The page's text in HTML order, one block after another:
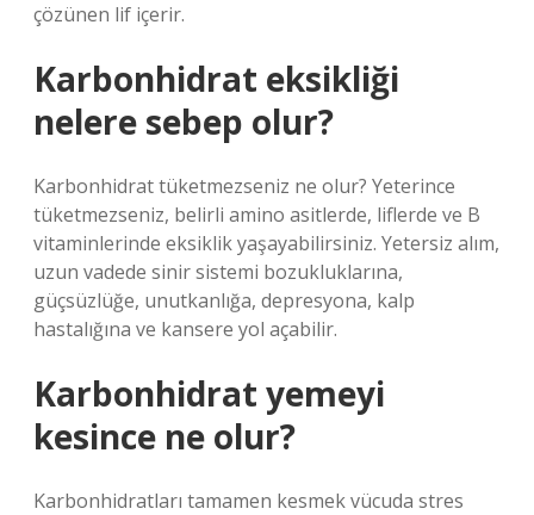
çözünen lif içerir.
Karbonhidrat eksikliği
nelere sebep olur?
Karbonhidrat tüketmezseniz ne olur? Yeterince
tüketmezseniz, belirli amino asitlerde, liflerde ve B
vitaminlerinde eksiklik yaşayabilirsiniz. Yetersiz alım,
uzun vadede sinir sistemi bozukluklarına,
güçsüzlüğe, unutkanlığa, depresyona, kalp
hastalığına ve kansere yol açabilir.
Karbonhidrat yemeyi
kesince ne olur?
Karbonhidratları tamamen kesmek vücuda stres